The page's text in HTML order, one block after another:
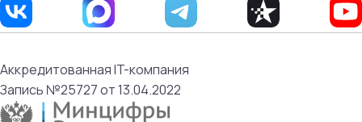
Аккредитованная IT-компания
Запись №25727 от 13.04.2022